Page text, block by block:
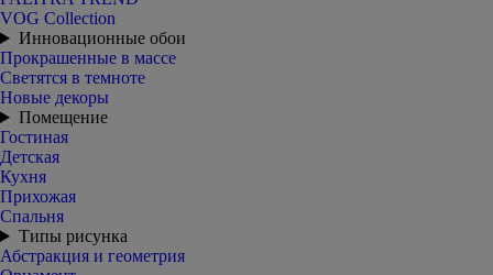
VOG Collection
Инновационные обои
Прокрашенные в массе
Светятся в темноте
Новые декоры
Помещение
Гостиная
Детская
Кухня
Прихожая
Спальня
Типы рисунка
Абстракция и геометрия